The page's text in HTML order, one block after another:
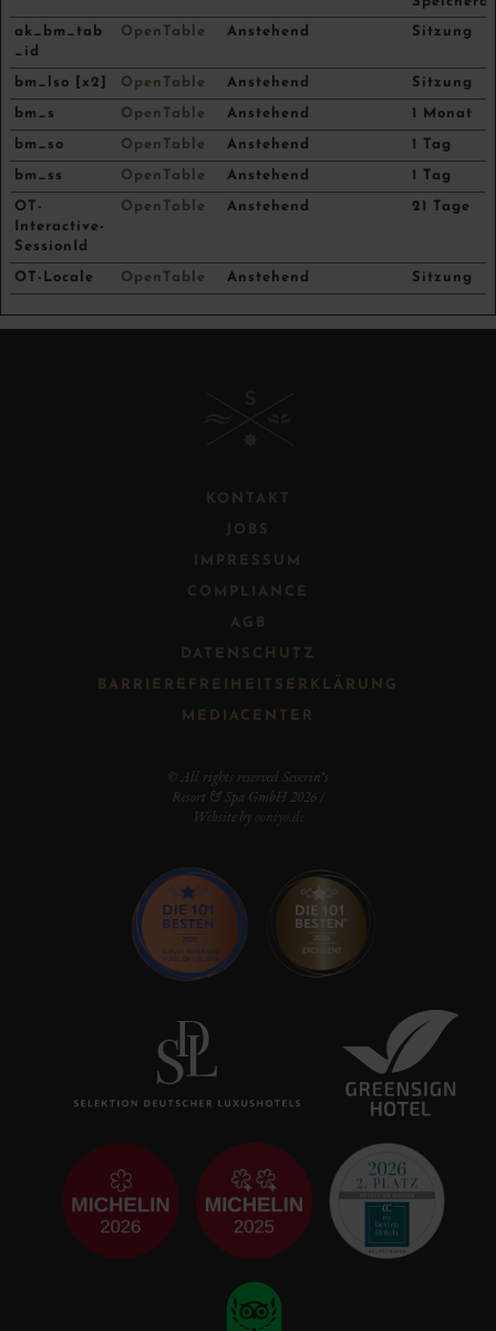
ak_bm_tab
_id
OpenTable Anstehend Sitzung
bm_lso [x2] OpenTable Anstehend Sitzung
bm_s OpenTable Anstehend 1 Monat
bm_so OpenTable Anstehend 1 Tag
bm_ss OpenTable Anstehend 1 Tag
OT-
Interactive-
SessionId
OpenTable Anstehend 21 Tage
OT-Locale OpenTable Anstehend Sitzung
KONTAKT
JOBS
IMPRESSUM
COMPLIANCE
AGB
DATENSCHUTZ
BARRIEREFREIHEITSERKLÄRUNG
MEDIACENTER
© All rights reserved Severin*s
Resort & Spa GmbH 2026 /
Website by
ooniyo.de